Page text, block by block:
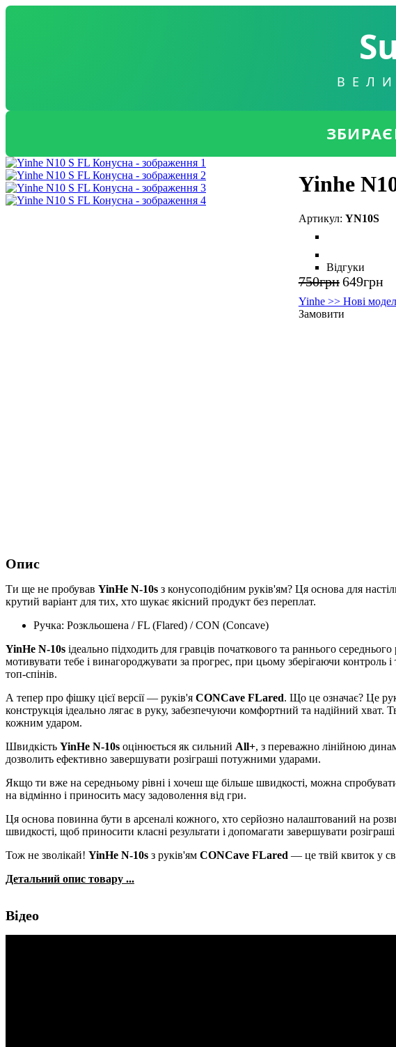
Yinhe
YN10S
Відгуки
750грн649грн
Yinhe >> Нові
Замовити
Опис
Ти ще не пробував YinHe N-10s з конусоподібним руків'ям? Ця основа для
крутий варіант для тих, хто шукає якісний продукт без переплат.
Ручка: Розкльошена / FL (Flared) / CON (Concave)
YinHe N-10s ідеально підходить для гравців початкового та раннього
мотивувати тебе і винагороджувати за прогрес, при цьому зберігаючи
топ-спінів.
А тепер про фішку цієї версії — руків'я CONCave FLared. Що це означає? Це
конструкція ідеально лягає в руку, забезпечуючи комфортний та надійний
кожним ударом.
Швидкість YinHe N-10s оцінюється як сильний All+, з переважно лінійною
дозволить ефективно завершувати розіграші потужними ударами.
Якщо ти вже на середньому рівні і хочеш ще більше швидкості, можна
на відмінно і приносить масу задоволення від гри.
Ця основа повинна бути в арсеналі кожного, хто серйозно налаштований на
швидкості, щоб приносити класні результати і допомагати завершувати розіграші
Тож не зволікай! YinHe N-10s з руків'ям CONCave FLared — це твій квиток у
Детальний опис товару ...
Відео